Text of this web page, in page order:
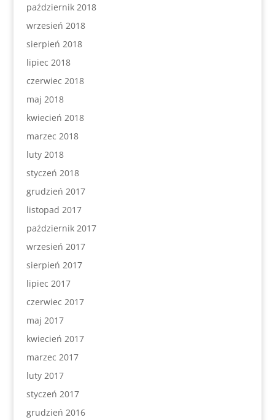
październik 2018
wrzesień 2018
sierpień 2018
lipiec 2018
czerwiec 2018
maj 2018
kwiecień 2018
marzec 2018
luty 2018
styczeń 2018
grudzień 2017
listopad 2017
październik 2017
wrzesień 2017
sierpień 2017
lipiec 2017
czerwiec 2017
maj 2017
kwiecień 2017
marzec 2017
luty 2017
styczeń 2017
grudzień 2016